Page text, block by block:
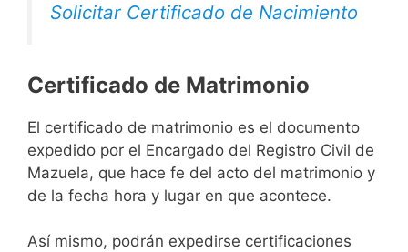
Solicitar Certificado de Nacimiento
Certificado de Matrimonio
El certificado de matrimonio es el documento
expedido por el Encargado del Registro Civil de
Mazuela, que hace fe del acto del matrimonio y
de la fecha hora y lugar en que acontece.
Así mismo, podrán expedirse certificaciones